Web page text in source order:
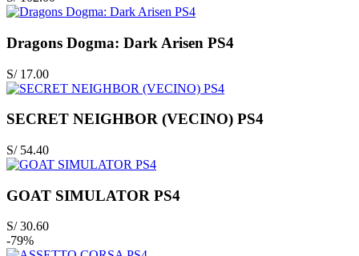
Dragons Dogma: Dark Arisen PS4
S/17.00
SECRET NEIGHBOR (VECINO) PS4
S/54.40
GOAT SIMULATOR PS4
S/30.60
-79%